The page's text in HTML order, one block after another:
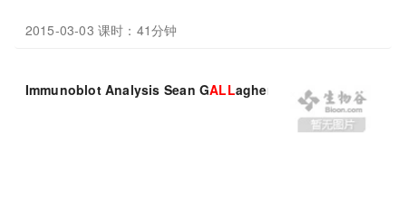
2015-03-03 课时：41分钟
Immunoblot Analysis Sean GALLagher(UVP,LLC)and Deb